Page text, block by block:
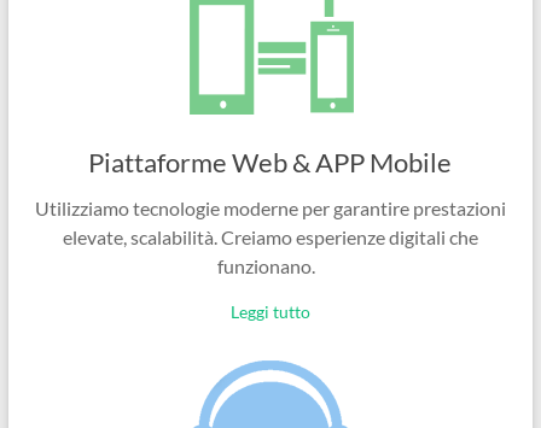
Piattaforme Web & APP Mobile
Utilizziamo tecnologie moderne per garantire prestazioni
elevate, scalabilità. Creiamo esperienze digitali che
funzionano.
Leggi tutto